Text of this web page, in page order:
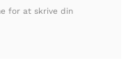
for at skrive din